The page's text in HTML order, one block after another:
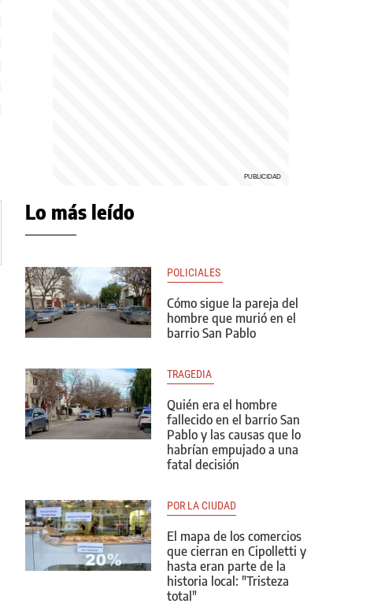
Lo más leído
POLICIALES
Cómo sigue la pareja del
hombre que murió en el
barrio San Pablo
TRAGEDIA
Quién era el hombre
fallecido en el barrio San
Pablo y las causas que lo
habrían empujado a una
fatal decisión
POR LA CIUDAD
El mapa de los comercios
que cierran en Cipolletti y
hasta eran parte de la
historia local: "Tristeza
total"